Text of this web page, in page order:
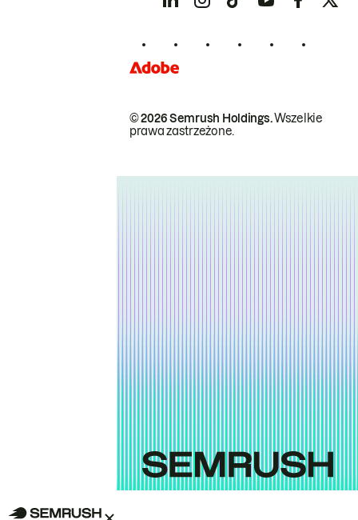
© 2026 Semrush Holdings.Wszelkie
prawa zastrzeżone.